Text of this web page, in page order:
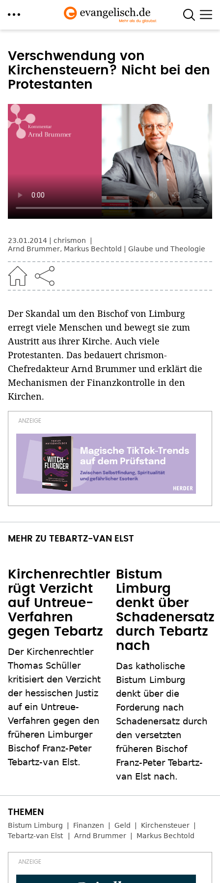
zum
Inhalt
Verschwendung von
Kirchensteuern? Nicht bei den
Protestanten
23.01.2014
chrismon
Arnd Brummer, Markus Bechtold Glaube und Theologie
Der Skandal um den Bischof von Limburg
erregt viele Menschen und bewegt sie zum
Austritt aus ihrer Kirche. Auch viele
Protestanten. Das bedauert chrismon-
Chefredakteur Arnd Brummer und erklärt die
Mechanismen der Finanzkontrolle in den
Kirchen.
MEHR ZU TEBARTZ-VAN ELST
Kirchenrechtler
rügt Verzicht
auf Untreue-
Verfahren
gegen Tebartz
Der Kirchenrechtler
Thomas Schüller
kritisiert den Verzicht
der hessischen Justiz
auf ein Untreue-
Verfahren gegen den
früheren Limburger
Bischof Franz-Peter
Tebartz-van Elst.
Bistum
Limburg
denkt über
Schadenersatz
durch Tebartz
nach
Das katholische
Bistum Limburg
denkt über die
Forderung nach
Schadenersatz durch
den versetzten
früheren Bischof
Franz-Peter Tebartz-
van Elst nach.
Bistum Limburg Finanzen Geld
Kirchensteuer
Tebartz-van Elst
Arnd Brummer Markus Bechtold